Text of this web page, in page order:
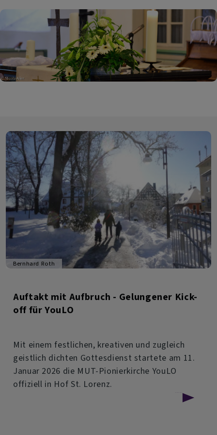
Bernhard Roth
Auftakt mit Aufbruch - Gelungener Kick-
off für YouLO
Mit einem festlichen, kreativen und zugleich
geistlich dichten Gottesdienst startete am 11.
Januar 2026 die MUT-Pionierkirche YouLO
offiziell in Hof St. Lorenz.